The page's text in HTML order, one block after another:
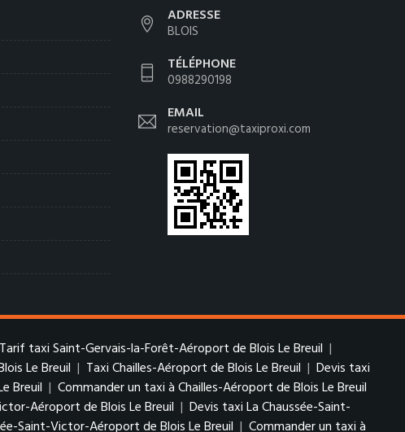
ADRESSE
BLOIS
TÉLÉPHONE
0988290198
EMAIL
reservation@taxiproxi.com
Tarif taxi Saint-Gervais-la-Forêt-Aéroport de Blois Le Breuil |
Le Breuil | Taxi Chailles-Aéroport de Blois Le Breuil | Devis taxi
Breuil | Commander un taxi à Chailles-Aéroport de Blois Le Breuil
Aéroport de Blois Le Breuil | Devis taxi La Chaussée-Saint-
Saint-Victor-Aéroport de Blois Le Breuil | Commander un taxi à